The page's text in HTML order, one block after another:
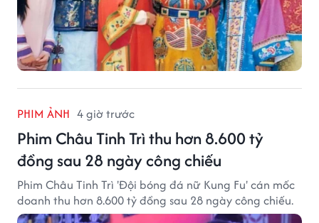
PHIM ẢNH 4 giờ trước
Phim Châu Tinh Trì thu hơn 8.600 tỷ
đồng sau 28 ngày công chiếu
Phim Châu Tinh Trì 'Đội bóng đá nữ Kung Fu' cán mốc
doanh thu hơn 8.600 tỷ đồng sau 28 ngày công chiếu.